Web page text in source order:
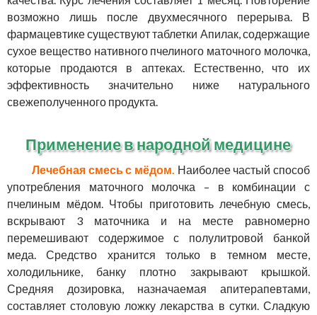
возможно лишь после двухмесячного перерыва. В
фармацевтике существуют таблетки Апилак, содержащие
сухое вещество нативного пчелиного маточного молочка,
которые продаются в аптеках. Естественно, что их
эффективность значительно ниже натурального
свежеполученного продукта.
Применение в народной медицине
Лечебная смесь с мёдом. Наиболее частый способ
употребления маточного молочка – в комбинации с
пчелиным мёдом. Чтобы приготовить лечебную смесь,
вскрывают 3 маточника и на месте равномерно
перемешивают содержимое с полулитровой банкой
меда. Средство хранится только в темном месте,
холодильнике, банку плотно закрывают крышкой.
Средняя дозировка, назначаемая апитерапевтами,
составляет столовую ложку лекарства в сутки. Сладкую